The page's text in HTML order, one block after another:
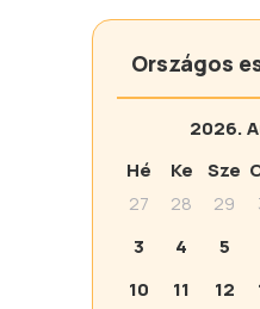
Országos
2026.
Hé
Ke Sze
27
28 29
3
4 5
10
11 12